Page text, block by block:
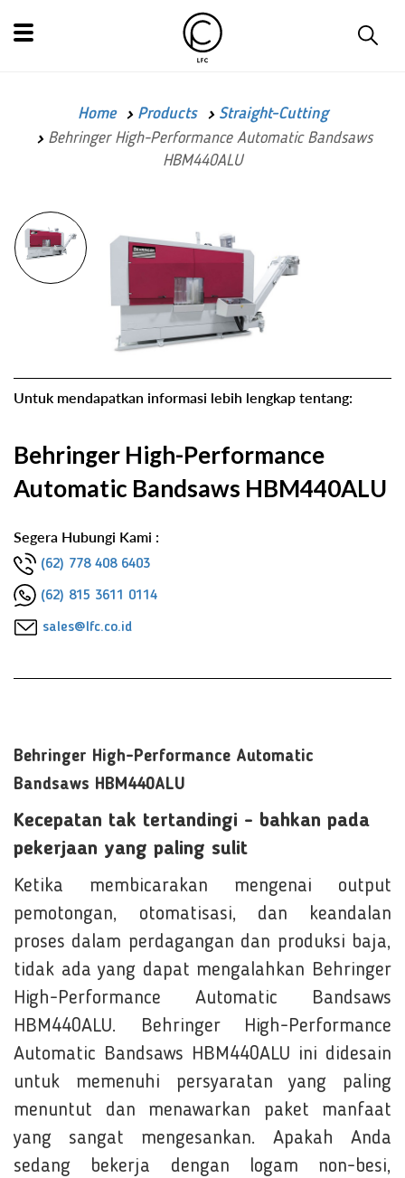
Home Products
Straight-Cutting
Behringer High-Performance Automatic Bandsaws
HBM440ALU
Untuk mendapatkan informasi lebih lengkap tentang:
Behringer High-Performance
Automatic Bandsaws HBM440ALU
Segera Hubungi Kami :
(62) 778 408 6403
(62) 815 3611 0114
sales@lfc.co.id
Behringer High-Performance Automatic
Bandsaws HBM440ALU
Kecepatan tak tertandingi - bahkan pada
pekerjaan yang paling sulit
Ketika membicarakan mengenai output
pemotongan, otomatisasi, dan keandalan
proses dalam perdagangan dan produksi baja,
tidak ada yang dapat mengalahkan Behringer
High-Performance Automatic Bandsaws
HBM440ALU. Behringer High-Performance
Automatic Bandsaws HBM440ALU ini didesain
untuk memenuhi persyaratan yang paling
menuntut dan menawarkan paket manfaat
yang sangat mengesankan. Apakah Anda
sedang bekerja dengan logam non-besi,